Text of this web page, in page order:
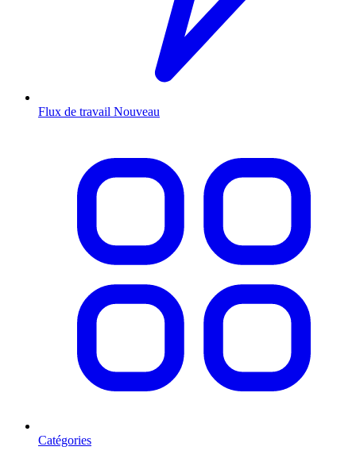
Flux de travail Nouveau
Catégories